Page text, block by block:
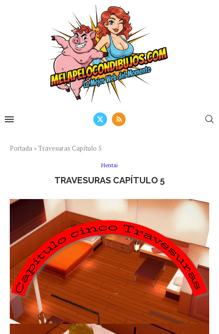
Portada »Travesuras Capítulo 5
Hentai
TRAVESURAS CAPÍTULO 5